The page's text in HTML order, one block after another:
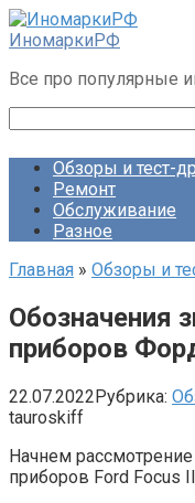
Перейти
к
ИномаркиРФ
Все про популярные
Обзоры и тест-
Ремонт
Обслуживание
Разное
Главная » Обзоры и
Обозначения
приборов
22.07.2022Рубрика:
tauroskiff
Начнем
приборов Ford Focus